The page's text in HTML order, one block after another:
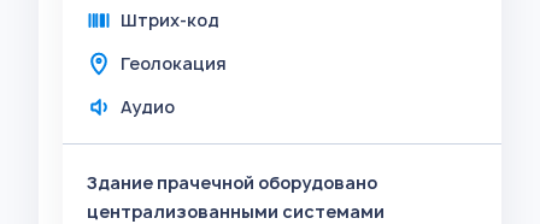
Штрих-код
Геолокация
Аудио
Здание прачечной оборудовано
централизованными системами